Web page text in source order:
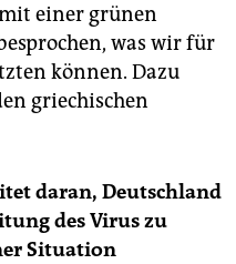
einer grünen
was wir für
können. Dazu
griechischen
daran, Deutschland
des Virus zu
Situation